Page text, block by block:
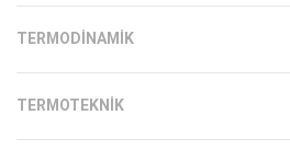
TERMODINAMIK
TERMOTEKNIK